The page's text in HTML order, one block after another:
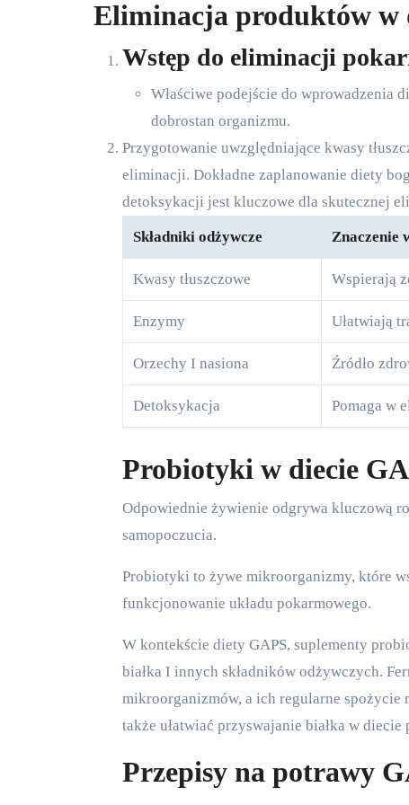
Eliminacja produktów w
Wstęp do eliminacji
Właściwe podejście do wprowadzenia
dobrostan organizmu.
Przygotowanie uwzględniające kwasy
eliminacji. Dokładne zaplanowanie diety
detoksykacji jest kluczowe dla skutecznej
Składniki odżywcze Znaczenie
Kwasy tłuszczowe Wspierają
Enzymy Ułatwiają
Orzechy I nasiona Źródło
Detoksykacja Pomaga w
Probiotyki w diecie
Odpowiednie żywienie odgrywa kluczową rolę w procesie odbudowy zdrowia jelit, co jest istotne dla ogólnego
samopoczucia.
Probiotyki to żywe mikroorganizmy, które
funkcjonowanie układu pokarmowego.
W kontekście diety GAPS, suplementy
białka I innych składników odżywczych.
mikroorganizmów, a ich regularne spożycie
także ułatwiać przyswajanie białka w diecie
Przepisy na potrawy